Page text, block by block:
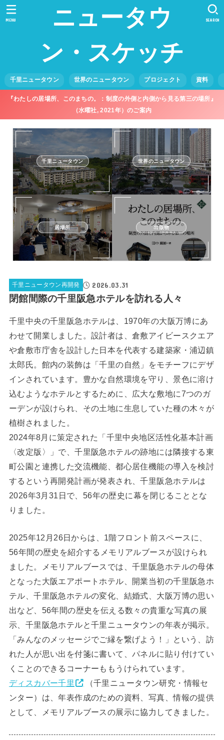
ニュータウ
ン・スケッチ
千里ニュータウン 世界のニュータウン プロジェクト 資料
SEARCH
MENU
『わたしの居場所、このまちの。：制度の外側と内側から見る第三の場所』
（水曜社, 2021年）のご案内
千里ニュータウン 世界のニュータウン
居場所 出版物
千里ニュータウン再開発 2026.03.31
閉館間際の千里阪急ホテルを訪れる人々
千里中央の千里阪急ホテルは、1970年の大阪万博にあ
わせて開業しました。設計者は、倉敷アイビースクエア
や倉敷市庁舎を設計した日本を代表する建築家・浦辺鎮
太郎氏。館内の装飾は「千里の自然」をモチーフにデザ
インされています。豊かな自然環境を守り、景色に溶け
込むようなホテルとするために、広大な敷地に7つのガ
ーデンが設けられ、その土地に生息していた種の木々が
植樹されました。
2024年8月に策定された「千里中央地区活性化基本計画
〈改定版〉」で、千里阪急ホテルの跡地には隣接する東
町公園と連携した交流機能、都心居住機能の導入を検討
するという再開発計画が発表され、千里阪急ホテルは
2026年3月31日で、56年の歴史に幕を閉じることとな
りました。
2025年12月26日からは、1階フロント前スペースに、
56年間の歴史を紹介するメモリアルブースが設けられ
ました。メモリアルブースでは、千里阪急ホテルの母体
となった大阪エアポートホテル、開業当初の千里阪急ホ
テル、千里阪急ホテルの変化、結婚式、大阪万博の思い
出など、56年間の歴史を伝える数々の貴重な写真の展
示、千里阪急ホテルと千里ニュータウンの年表が掲示。
「みんなのメッセージでご縁を繋げよう！」という、訪
れた人が思い出を付箋に書いて、パネルに貼り付けてい
くことのできるコーナーももうけられています。
ディスカバー千里
（千里ニュータウン研究・情報セ
ンター）は、年表作成のための資料、写真、情報の提供
として、メモリアルブースの展示に協力してきました。